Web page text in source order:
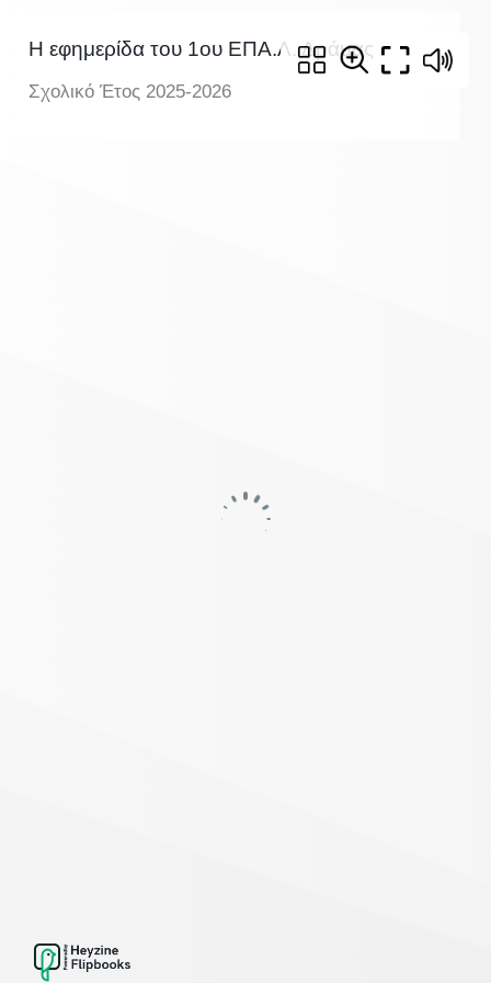
Η εφημερίδα του 1ου ΕΠΑ.Λ. Δράμας
Σχολικό Έτος 2025-2026